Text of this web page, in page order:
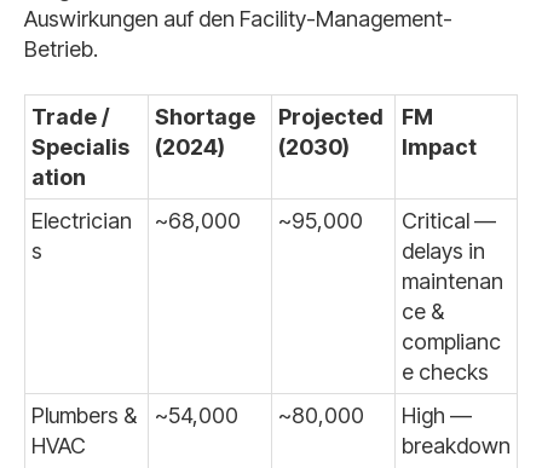
Auswirkungen auf den Facility-Management-
Betrieb.
Trade /
Specialis
ation
Shortage
(2024)
Projected
(2030)
FM
Impact
Electrician
s
~68,000 ~95,000
Critical —
delays in
maintenan
ce &
complianc
e checks
Plumbers &
HVAC
~54,000 ~80,000
High —
breakdown